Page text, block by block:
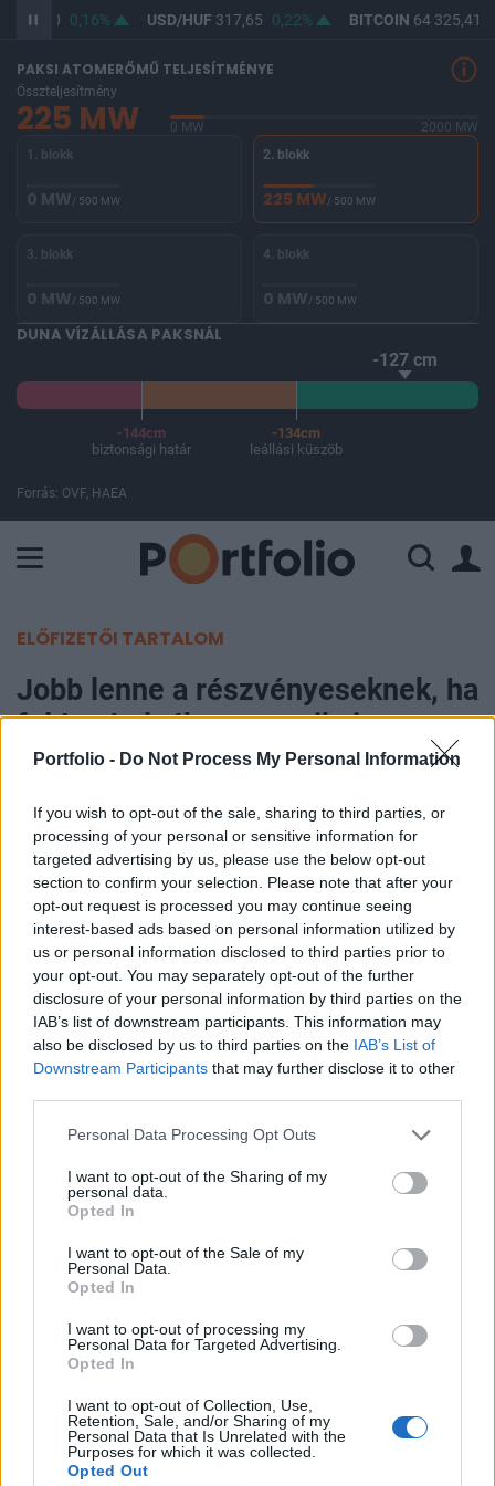
Portfolio - Do Not Process My Personal Information
If you wish to opt-out of the sale, sharing to third parties, or
processing of your personal or sensitive information for
targeted advertising by us, please use the below opt-out
section to confirm your selection. Please note that after your
opt-out request is processed you may continue seeing
interest-based ads based on personal information utilized by
us or personal information disclosed to third parties prior to
your opt-out. You may separately opt-out of the further
disclosure of your personal information by third parties on the
IAB’s list of downstream participants. This information may
also be disclosed by us to third parties on the IAB’s List of
Downstream Participants that may further disclose it to other
Personal Data Processing Opt Outs
I want to opt-out of the Sharing of my
personal data.
Opted In
I want to opt-out of the Sale of my
Personal Data.
Opted In
I want to opt-out of processing my
Personal Data for Targeted Advertising.
Opted In
I want to opt-out of Collection, Use,
Retention, Sale, and/or Sharing of my
Personal Data that Is Unrelated with the
Purposes for which it was collected.
Opted Out
366,00 0,16% USD/HUF 317,65 0,22% BITCOIN 64 325,41
PAKSI ATOMERŐMŰ TELJESÍTMÉNYE
Összteljesítmény
225 MW 0 MW
2000 MW
1. blokk
0 MW/ 500 MW
2. blokk
225 MW/ 500 MW
3. blokk
0 MW/ 500 MW
4. blokk
0 MW/ 500 MW
DUNA VÍZÁLLÁSA PAKSNÁL
-127 cm
-144cm
biztonsági határ
-134cm
leállási küszöb
Forrás: OVF, HAEA
ELŐFIZETŐI TARTALOM
Jobb lenne a részvényeseknek, ha
feldarabolnák az amerikai
bankokat?
Portfolio
2013. április 12. 09:05
Amennyiben egyes amerikai bankok piaci
értékeltsége továbbra is alacsony marad, a banki
konglomerátumok feldarabolását követelhetik
meg a részvényesek, külön-külön ugyanis többet
érnek az üzletágak, mint együtt - idézi a Wells
Fargo elemzőinek véleményét a Bloomberg.
bankok részvényeivel, mint amilyen a Bank of America, a
Citigroup vagy a JP Morgan, a fókuszáltabb
tevékenységgel rendelkező versenytársakhoz képest 25-
30%-os diszkonttal kereskednek a befektetők - hívják fel a
figyelmet az elemzők. A "fókuszáltabbak" közé...
KEDVES OLVASÓNK!
A keresett cikk a portfolio.hu hírarchívumához
regisztrációhoz kötött.
Az előfizetés a következőket tartalmazza: